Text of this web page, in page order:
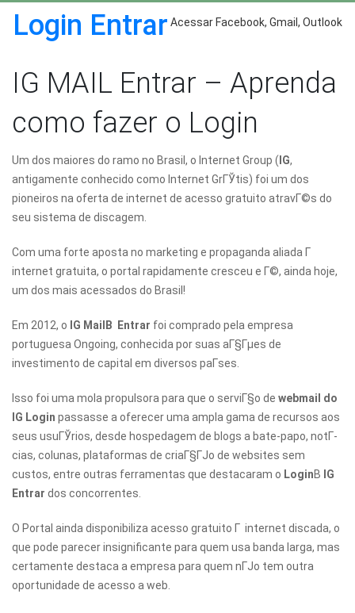
Login Entrar Acessar Facebook, Gmail, Outlook
IG MAIL Entrar – Aprenda
como fazer o Login
Um dos maiores do ramo no Brasil, o Internet Group ( IG,
antigamente conhecido como Internet GrГЎtis) foi um dos
pioneiros na oferta de internet de acesso gratuito atravГ©s do
seu sistema de discagem.
Com uma forte aposta no marketing e propaganda aliada Г
internet gratuita, o portal rapidamente cresceu e Г©, ainda hoje,
um dos mais acessados do Brasil!
Em 2012, o IG MailВ Entrar foi comprado pela empresa
portuguesa Ongoing, conhecida por suas aГ§Гµes de
investimento de capital em diversos paГ­ses.
Isso foi uma mola propulsora para que o serviГ§o de webmail do
IG Login passasse a oferecer uma ampla gama de recursos aos
seus usuГЎrios, desde hospedagem de blogs a bate-papo, notГ­
cias, colunas, plataformas de criaГ§ГЈo de websites sem
custos, entre outras ferramentas que destacaram o LoginВ IG
Entrar dos concorrentes.
O Portal ainda disponibiliza acesso gratuito Г internet discada, o
que pode parecer insignificante para quem usa banda larga, mas
certamente destaca a empresa para quem nГЈo tem outra
oportunidade de acesso a web.